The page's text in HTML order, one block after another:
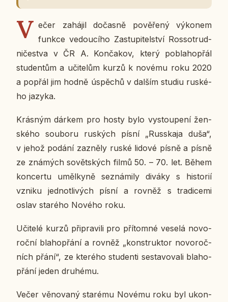
V ečer za­há­jil do­čas­ně po­vě­ře­ný vý­ko­nem
funkce ve­dou­cí­ho Za­stu­pi­tel­ství Ros­so­trud­
ni­čestva v ČR A. Kon­ča­kov, který po­bla­ho­přál
stu­den­tům a uči­te­lům kurzů k novému roku 2020
a popřál jim hodně úspě­chů v dalším studiu rus­ké­
ho jazyka.
Krás­ným dárkem pro hosty bylo vy­stou­pe­ní žen­
ské­ho sou­bo­ru rus­kých písní „Russ­ka­ja duša“,
v jehož podání za­zně­ly ruské lidové písně a písně
ze zná­mých so­vět­ských filmů 50. – 70. let. Během
kon­cer­tu uměl­ky­ně se­zná­mi­ly diváky s his­to­rií
vzniku jed­not­li­vých písní a rovněž s tra­di­ce­mi
oslav staré­ho Nového roku.
Uči­te­lé kurzů při­pra­vi­li pro pří­tom­né veselá no­vo­
roč­ní bla­ho­přá­ní a rovněž „kon­struk­tor no­vo­roč­
ních přání“, ze kte­ré­ho stu­den­ti se­sta­vo­va­li bla­ho­
přá­ní jeden dru­hé­mu.
Večer vě­no­va­ný staré­mu Novému roku byl ukon­